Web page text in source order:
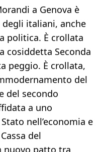
a Genova è
italiani, anche
politica. È crollata
cosiddetta Seconda
peggio. È crollata,
del
del secondo
a uno
nell’economia e
del
nuovo patto tra